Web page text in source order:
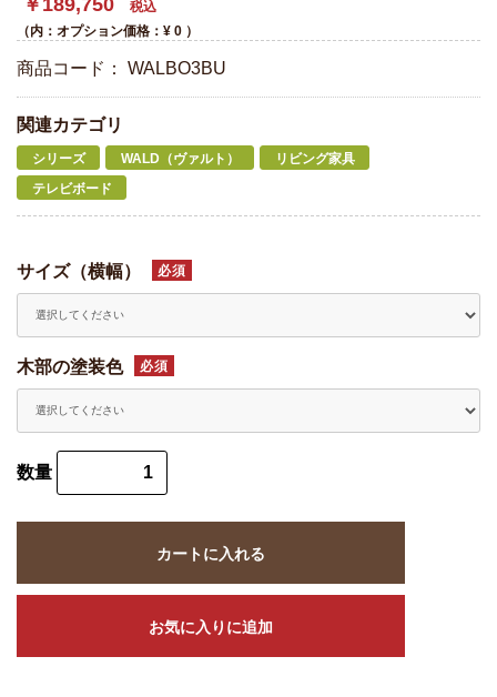
税込
（内：オプション価格：¥ 0 ）
商品コード： WALBO3BU
関連カテゴリ
シリーズ WALD（ヴァルト）
リビング家具
テレビボード
サイズ（横幅） 必須
木部の塗装色 必須
数量
カートに入れる
お気に入りに追加